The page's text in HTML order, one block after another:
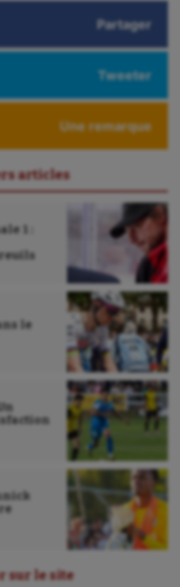
Partager
Tweeter
Une remarque
articles
1 :
le
sur le site